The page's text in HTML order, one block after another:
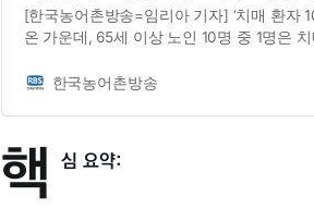
[한국농어촌방송=임리아 기자] ‘치매 환자
온 가운데, 65세 이상 노인 10명 중 1명은
과를 발표했다. 조사 결과에 따르면 올해 치
만명을 넘어설 것이란 전망도 나왔다. 복지
엔 200만명을
한국농어촌방송
핵 심 요약: